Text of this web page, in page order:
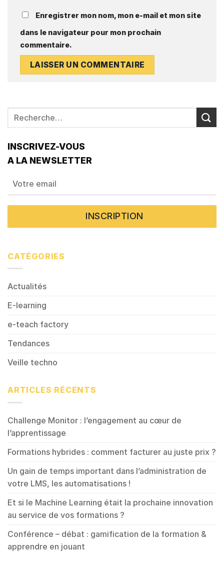
Enregistrer mon nom, mon e-mail et mon site
dans le navigateur pour mon prochain
commentaire.
INSCRIVEZ-VOUS
A LA NEWSLETTER
CATÉGORIES
Actualités
E-learning
e-teach factory
Tendances
Veille techno
ARTICLES RÉCENTS
Challenge Monitor : l’engagement au cœur de
l’apprentissage
Formations hybrides : comment facturer au juste prix ?
Un gain de temps important dans l’administration de
votre LMS, les automatisations !
Et si le Machine Learning était la prochaine innovation
au service de vos formations ?
Conférence – débat : gamification de la formation &
apprendre en jouant